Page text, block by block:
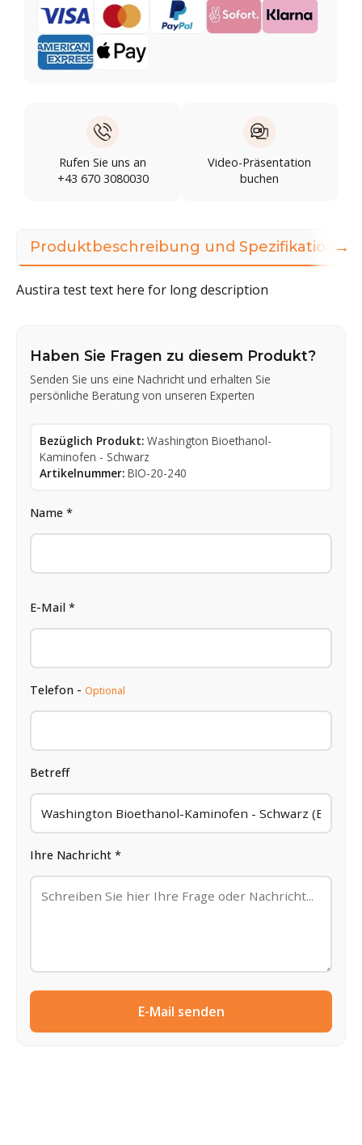
Rufen Sie uns an
+43 670 3080030
Video-Präsentation
buchen
Produktbeschreibung und Spezifikationen
Austira test text here for long description
Haben Sie Fragen zu diesem Produkt?
Senden Sie uns eine Nachricht und erhalten Sie
persönliche Beratung von unseren Experten
Bezüglich Produkt: Washington Bioethanol-
Kaminofen - Schwarz
Artikelnummer: BIO-20-240
Name *
E-Mail *
Telefon - Optional
Betreff
Ihre Nachricht *
E-Mail senden
→